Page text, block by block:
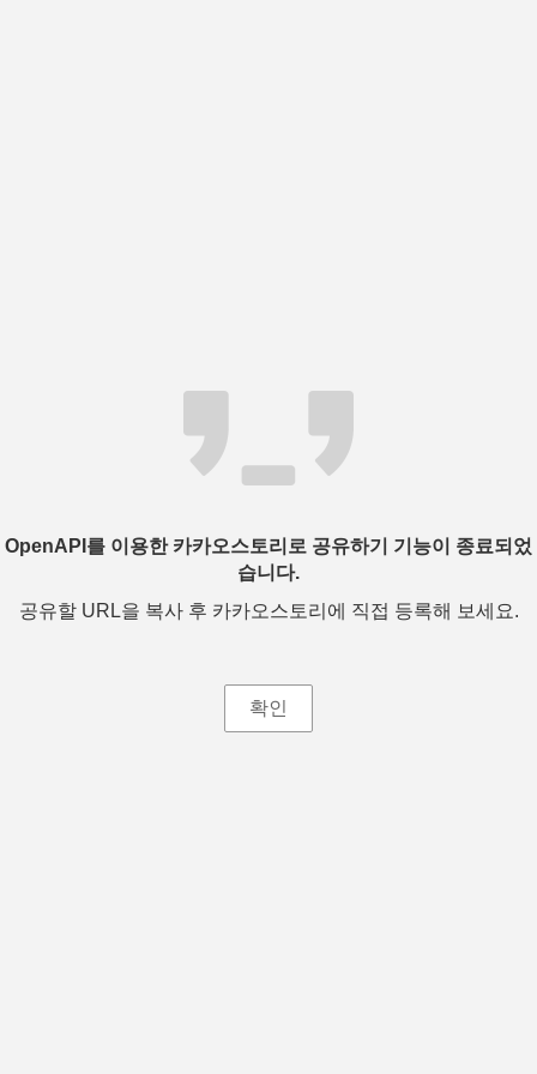
OpenAPI를 이용한 카카오스토리로 공유하기 기능이 종료되었
습니다.
공유할 URL을 복사 후 카카오스토리에 직접 등록해 보세요.
확인